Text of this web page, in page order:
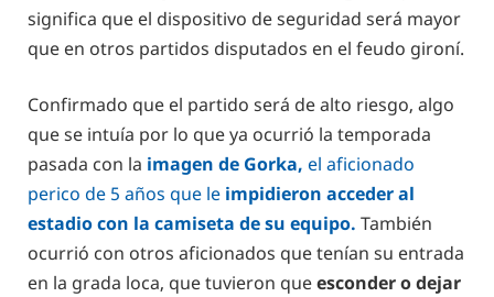
significa que el dispositivo de seguridad será mayor
que en otros partidos disputados en el feudo gironí.
Confirmado que el partido será de alto riesgo, algo
que se intuía por lo que ya ocurrió la temporada
pasada con la imagen de Gorka, el aficionado
perico de 5 años que le impidieron acceder al
estadio con la camiseta de su equipo. También
ocurrió con otros aficionados que tenían su entrada
en la grada loca, que tuvieron queesconder o dejar